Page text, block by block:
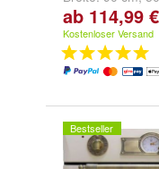
cm
ab 114,99 €
Kostenloser Versand
Bestseller